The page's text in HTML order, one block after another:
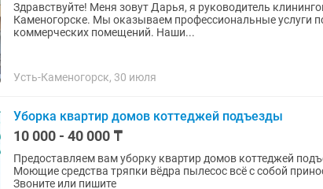
Здравствуйте! Меня зовут Дарья, я руководитель
Каменогорске. Мы оказываем профессиональные услуги по уборке квартир, домов и
коммерческих помещений. Наши...
Усть-Каменогорск, 30 июля
Уборка квартир домов коттеджей подъезды
10 000 - 40 000 ₸
Предоставляем вам уборку квартир домов коттеджей
Моющие средства тряпки вёдра пылесос всё с собой
Звоните или пишите